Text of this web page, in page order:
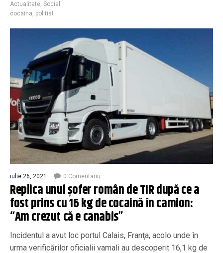
Actualitate, Social
cocaina, politist
iulie 26, 2021 0 Comentariu
Replica unui şofer român de TIR după ce a
fost prins cu 16 kg de cocaină în camion:
“Am crezut că e canabis”
Incidentul a avut loc portul Calais, Franţa, acolo unde în
urma verificărilor oficialii vamali au descoperit 16,1 kg de